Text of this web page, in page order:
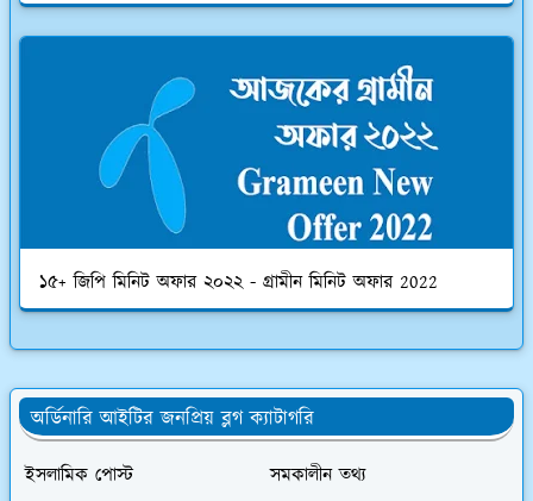
১৫+ জিপি মিনিট অফার ২০২২ - গ্রামীন মিনিট অফার 2022
অর্ডিনারি আইটির জনপ্রিয় ব্লগ ক্যাটাগরি
ইসলামিক পোস্ট
সমকালীন তথ্য